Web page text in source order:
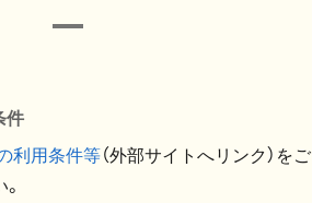
件
利用条件等（外部サイトへリンク）をご